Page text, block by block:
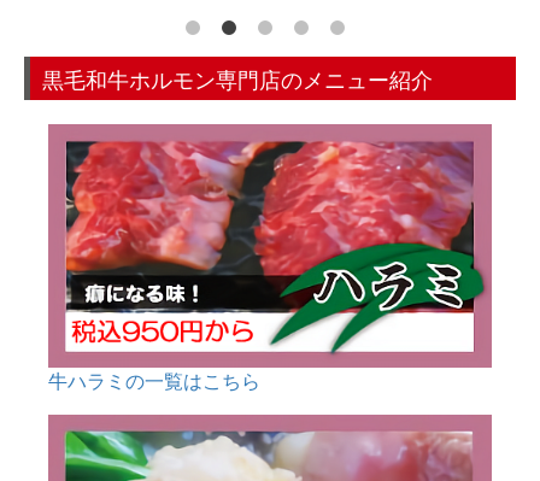
黒毛和牛ホルモン専門店のメニュー紹介
牛ハラミの一覧はこちら